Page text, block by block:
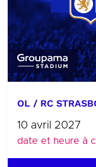
OL / RC
10 avril 2027
date et heure à